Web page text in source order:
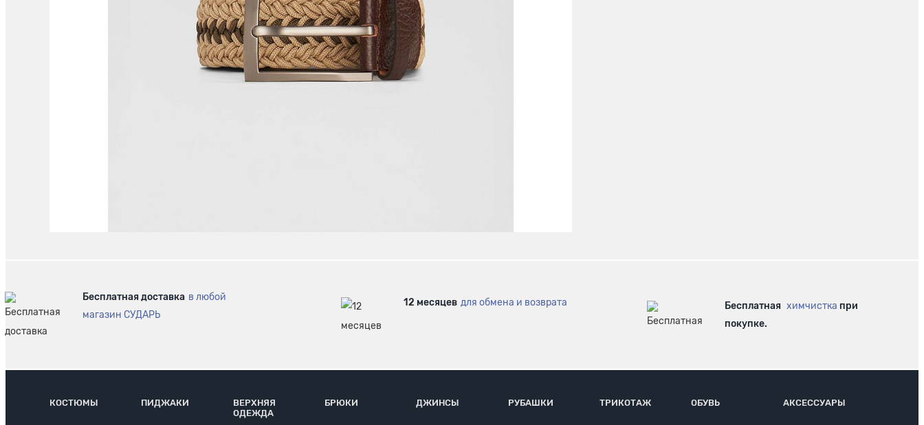
Бесплатная доставка в любой
магазин СУДАРЬ
12 месяцев для обмена и возврата Бесплатная химчистка при
покупке.
КОСТЮМЫ ПИДЖАКИ
ВЕРХНЯЯ
ОДЕЖДА
БРЮКИ ДЖИНСЫ РУБАШКИ ТРИКОТАЖ ОБУВЬ АКСЕССУАРЫ